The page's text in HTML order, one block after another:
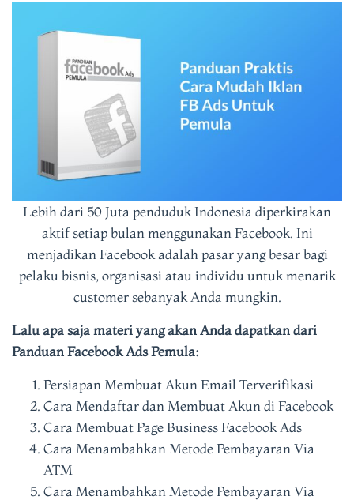
Lebih dari 50 Juta penduduk Indonesia diperkirakan
aktif setiap bulan menggunakan Facebook. Ini
menjadikan Facebook adalah pasar yang besar bagi
pelaku bisnis, organisasi atau individu untuk menarik
customer sebanyak Anda mungkin.
Lalu apa saja materi yang akan Anda dapatkan dari
Panduan Facebook Ads Pemula:
Persiapan Membuat Akun Email Terverifikasi
Cara Mendaftar dan Membuat Akun di Facebook
Cara Membuat Page Business Facebook Ads
Cara Menambahkan Metode Pembayaran Via
ATM
Cara Menambahkan Metode Pembayaran Via